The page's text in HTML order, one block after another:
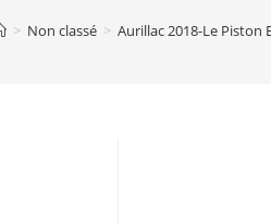
> Non classé > Aurillac 2018-Le Piston